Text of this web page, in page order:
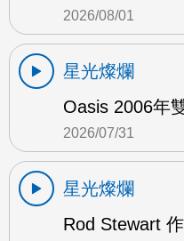
2026/08/01
星光燦爛
Oasis 2006年
2026/07/31
星光燦爛
Rod Stewart